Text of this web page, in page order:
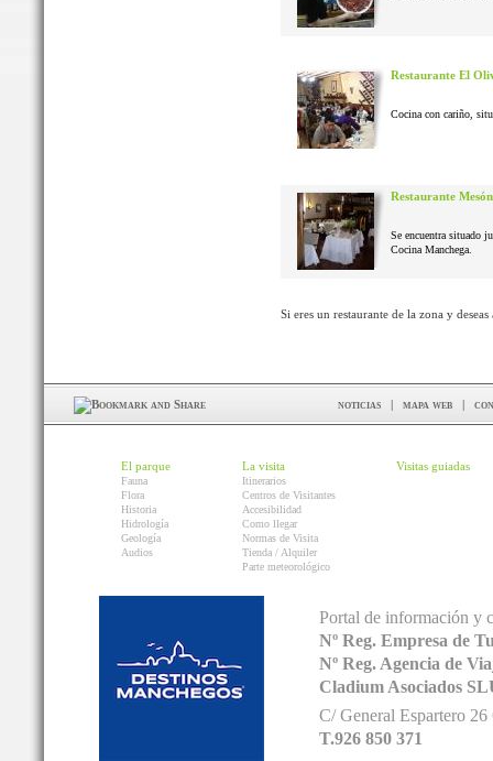
Restaurante El
Cocina con cariño,
Restaurante
Se encuentra situado
Cocina Manchega.
Si eres un restaurante de la zona y
noticias | mapa web |
El parque
Fauna
Flora
Historia
Hidrología
Geología
Audios
La visita
Itinerarios
Centros de Visitantes
Accesibilidad
Como llegar
Normas de Visita
Tienda / Alquiler
Parte meteorológico
Visitas guiadas
Portal de información y
Nº Reg. Empresa de
Nº Reg. Agencia de
Cladium Asociados
C/ General Espartero
T.926 850 371